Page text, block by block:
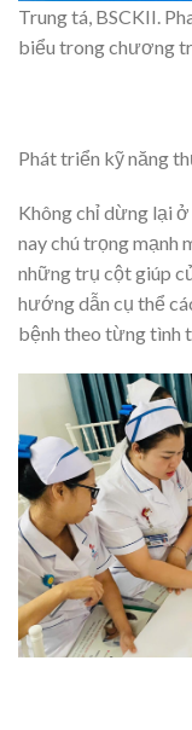
Trung tá, BSCKII.
biểu trong chương
Phát triển kỹ năng
Không chỉ dừng lại
nay chú trọng mạnh
những trụ cột giúp
hướng dẫn cụ thể
bệnh theo từng tình